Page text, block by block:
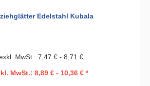
Edelstahl Kubala
MwSt.: 7,47 € - 8,71 €
MwSt.: 8,89 € - 10,36 € *